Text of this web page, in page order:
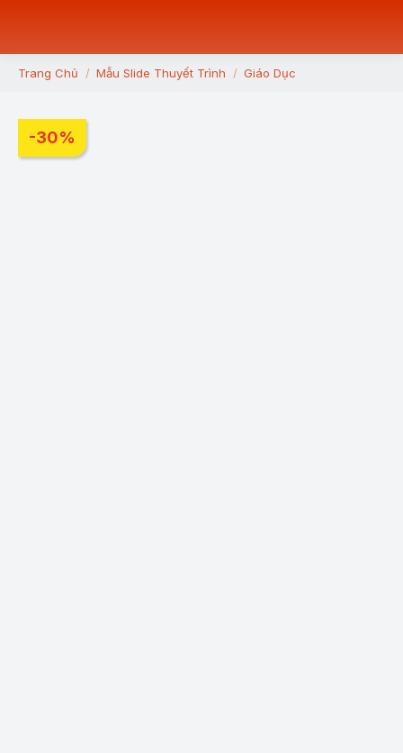
You are here:
Trang Chủ Mẫu Slide Thuyết Trình Giáo Dục
-30%